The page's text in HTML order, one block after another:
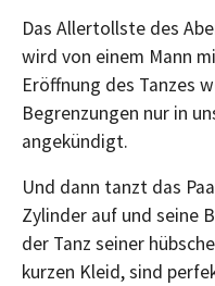
Das Allertollste des
wird von einem Mann
Eröffnung des Tanzes
Begrenzungen nur in
angekündigt.
Und dann tanzt das
Zylinder auf und seine
der Tanz seiner
kurzen Kleid, sind